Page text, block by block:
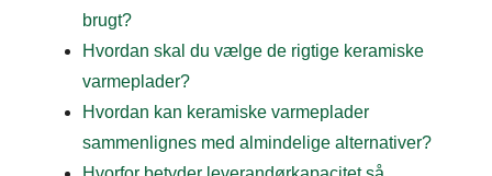
brugt?
Hvordan skal du vælge de rigtige keramiske
varmeplader?
Hvordan kan keramiske varmeplader
sammenlignes med almindelige alternativer?